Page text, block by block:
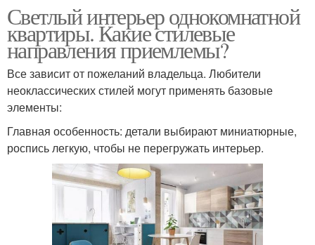
Светлый интерьер однокомнатной
квартиры. Какие стилевые
направления приемлемы?
Все зависит от пожеланий владельца. Любители
неоклассических стилей могут применять базовые
элементы:
Главная особенность: детали выбирают миниатюрные,
роспись легкую, чтобы не перегружать интерьер.